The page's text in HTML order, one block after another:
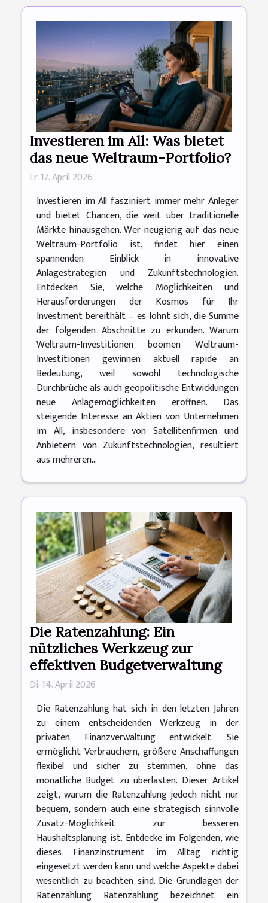
Investieren im All: Was bietet
das neue Weltraum-Portfolio?
Fr. 17. April 2026
Investieren im All fasziniert immer mehr Anleger
und bietet Chancen, die weit über traditionelle
Märkte hinausgehen. Wer neugierig auf das neue
Weltraum-Portfolio ist, findet hier einen
spannenden Einblick in innovative
Anlagestrategien und Zukunftstechnologien.
Entdecken Sie, welche Möglichkeiten und
Herausforderungen der Kosmos für Ihr
Investment bereithält – es lohnt sich, die Summe
der folgenden Abschnitte zu erkunden. Warum
Weltraum-Investitionen boomen Weltraum-
Investitionen gewinnen aktuell rapide an
Bedeutung, weil sowohl technologische
Durchbrüche als auch geopolitische Entwicklungen
neue Anlagemöglichkeiten eröffnen. Das
steigende Interesse an Aktien von Unternehmen
im All, insbesondere von Satellitenfirmen und
Anbietern von Zukunftstechnologien, resultiert
aus mehreren...
Die Ratenzahlung: Ein
nützliches Werkzeug zur
effektiven Budgetverwaltung
Di. 14. April 2026
Die Ratenzahlung hat sich in den letzten Jahren
zu einem entscheidenden Werkzeug in der
privaten Finanzverwaltung entwickelt. Sie
ermöglicht Verbrauchern, größere Anschaffungen
flexibel und sicher zu stemmen, ohne das
monatliche Budget zu überlasten. Dieser Artikel
zeigt, warum die Ratenzahlung jedoch nicht nur
bequem, sondern auch eine strategisch sinnvolle
Zusatz-Möglichkeit zur besseren
Haushaltsplanung ist. Entdecke im Folgenden, wie
dieses Finanzinstrument im Alltag richtig
eingesetzt werden kann und welche Aspekte dabei
wesentlich zu beachten sind. Die Grundlagen der
Ratenzahlung Ratenzahlung bezeichnet ein